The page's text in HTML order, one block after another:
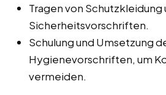
Tragen von Schutzkleidung
Sicherheitsvorschriften.
Schulung und Umsetzung
Hygienevorschriften, um
vermeiden.